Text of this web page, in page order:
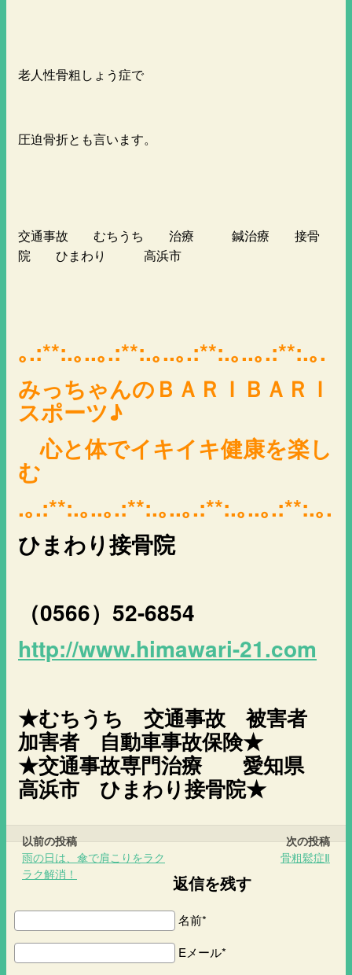
老人性骨粗しょう症で
圧迫骨折とも言います。
交通事故 むちうち 治療 鍼治療 接骨
院 ひまわり 高浜市
｡.:**:.｡..｡.:**:.｡..｡.:**:.｡..｡.:**:.｡.
みっちゃんのＢＡＲＩＢＡＲＩ
スポーツ♪
心と体でイキイキ健康を楽し
む
.｡.:**:.｡..｡.:**:.｡..｡.:**:.｡..｡.:**:.｡.
ひまわり接骨院
（0566）52-6854
http://www.himawari-21.com
★むちうち 交通事故 被害者
加害者 自動車事故保険★
★交通事故専門治療 愛知県
高浜市 ひまわり接骨院★
以前の投稿
雨の日は、傘で肩こりをラク
ラク解消！
次の投稿
骨粗鬆症Ⅱ
返信を残す
名前*
Eメール*